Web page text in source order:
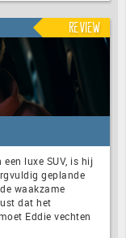
Review
luxe SUV, is hij
geplande
waakzame
dat het
Eddie vechten